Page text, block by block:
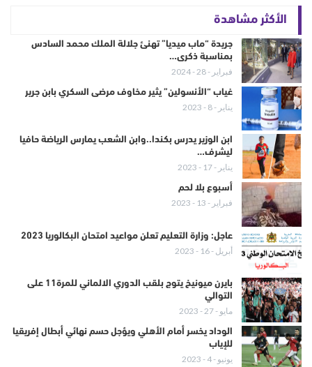
الأكثر مشاهدة
جريدة “ماب ميديا” تهنئ جلالة الملك محمد السادس
بمناسبة ذكرى…
فبراير - 28 - 2024
غياب “الأنسولين” يثير مخاوف مرضى السكري بابن جرير
يناير - 8 - 2023
ابن الوزير يدرس بكندا..وابن الشعب يمارس الرياضة حافيا
ليشرف…
يناير - 17 - 2023
أسبوع بلا لحم
فبراير - 13 - 2023
عاجل: وزارة التعليم تعلن مواعيد امتحان البكالوريا 2023
أبريل - 16 - 2023
بايرن ميونيخ يتوج بلقب الدوري الالماني للمرة11 على
التوالي
مايو - 27 - 2023
الوداد يخسر أمام الأهلي ويؤجل حسم نهائي أبطال إفريقيا
للإياب
يونيو - 4 - 2023